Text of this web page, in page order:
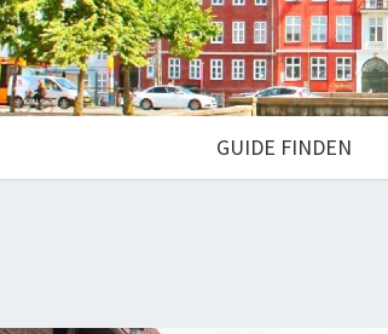
GUIDE FINDEN